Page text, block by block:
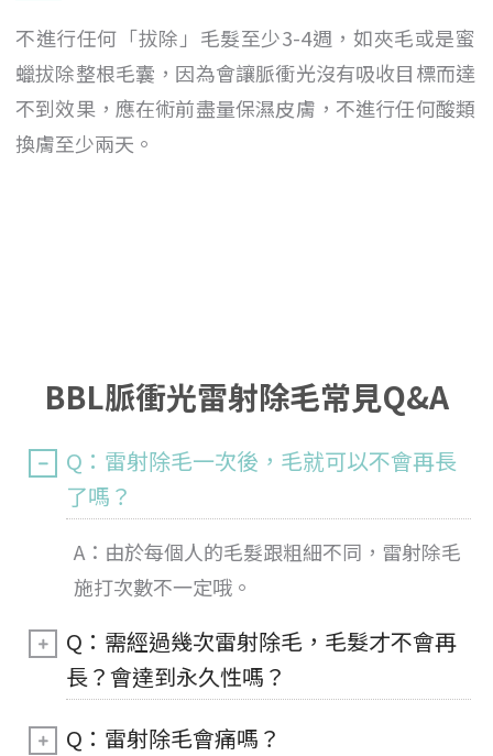
不進行任何「拔除」毛髮至少3-4週，如夾毛或是蜜
蠟拔除整根毛囊，因為會讓脈衝光沒有吸收目標而達
不到效果，應在術前盡量保濕皮膚，不進行任何酸類
換膚至少兩天。
BBL脈衝光雷射除毛常見Q&A
Q：雷射除毛一次後，毛就可以不會再長
了嗎？
A：由於每個人的毛髮跟粗細不同，雷射除毛
施打次數不一定哦。
Q：需經過幾次雷射除毛，毛髮才不會再
長？會達到永久性嗎？
Q：雷射除毛會痛嗎？